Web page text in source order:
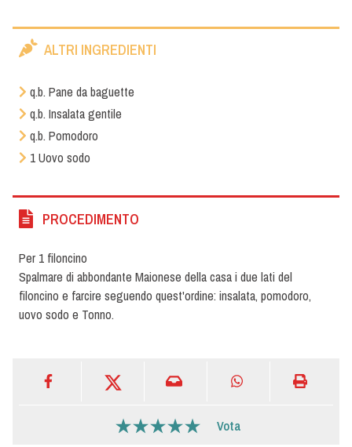
ALTRI INGREDIENTI
q.b. Pane da baguette
q.b. Insalata gentile
q.b. Pomodoro
1 Uovo sodo
PROCEDIMENTO
Per 1 filoncino
Spalmare di abbondante Maionese della casa i due lati del
filoncino e farcire seguendo quest'ordine: insalata, pomodoro,
uovo sodo e Tonno.
Vota